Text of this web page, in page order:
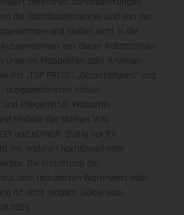
die Altmöbelmitnahme sind von der
und fließen nicht in die
von dieser Rabattaktion
unseren Prospekten oder Anzeigen
mit „TOP PREIS", „Dauertiefpreis" und
ausgezeichneten Artikel,
und Pflegemittel. Weiterhin
Modelle der Marken VON
und KOINOR. Gültig nur für
mit anderen Nachlässen oder
Die Erstattung der
dem reduzierten Warenwert oder
ist nicht möglich. Gültig vom